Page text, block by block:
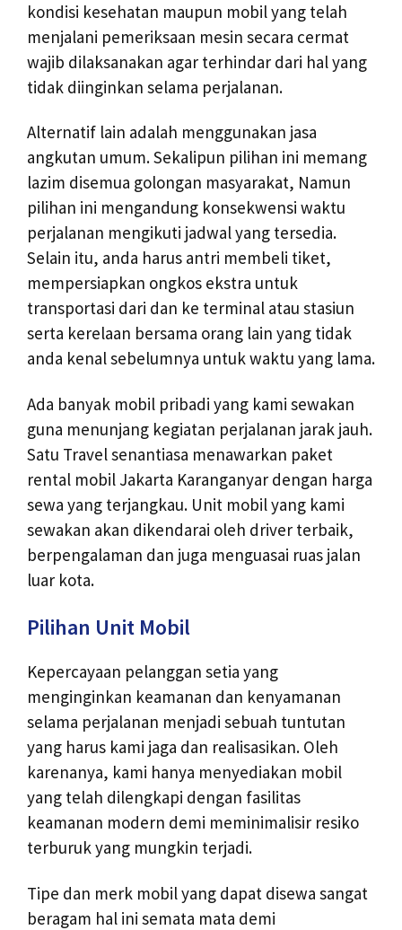
kondisi kesehatan maupun mobil yang telah
menjalani pemeriksaan mesin secara cermat
wajib dilaksanakan agar terhindar dari hal yang
tidak diinginkan selama perjalanan.
Alternatif lain adalah menggunakan jasa
angkutan umum. Sekalipun pilihan ini memang
lazim disemua golongan masyarakat, Namun
pilihan ini mengandung konsekwensi waktu
perjalanan mengikuti jadwal yang tersedia.
Selain itu, anda harus antri membeli tiket,
mempersiapkan ongkos ekstra untuk
transportasi dari dan ke terminal atau stasiun
serta kerelaan bersama orang lain yang tidak
anda kenal sebelumnya untuk waktu yang lama.
Ada banyak mobil pribadi yang kami sewakan
guna menunjang kegiatan perjalanan jarak jauh.
Satu Travel senantiasa menawarkan paket
rental mobil Jakarta Karanganyar dengan harga
sewa yang terjangkau. Unit mobil yang kami
sewakan akan dikendarai oleh driver terbaik,
berpengalaman dan juga menguasai ruas jalan
luar kota.
Pilihan Unit Mobil
Kepercayaan pelanggan setia yang
menginginkan keamanan dan kenyamanan
selama perjalanan menjadi sebuah tuntutan
yang harus kami jaga dan realisasikan. Oleh
karenanya, kami hanya menyediakan mobil
yang telah dilengkapi dengan fasilitas
keamanan modern demi meminimalisir resiko
terburuk yang mungkin terjadi.
Tipe dan merk mobil yang dapat disewa sangat
beragam hal ini semata mata demi